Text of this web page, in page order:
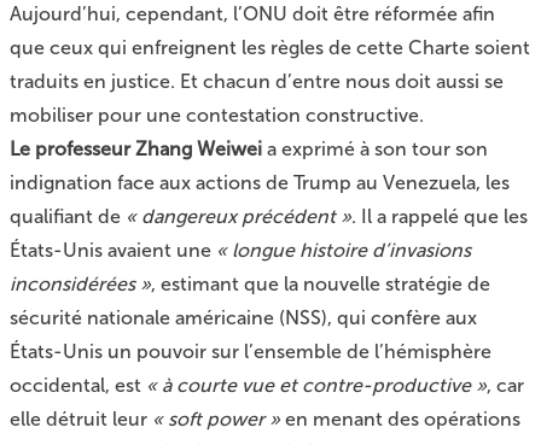
Aujourd’hui, cependant, l’ONU doit être réformée afin
que ceux qui enfreignent les règles de cette Charte soient
traduits en justice. Et chacun d’entre nous doit aussi se
mobiliser pour une contestation constructive.
Le professeur Zhang Weiwei a exprimé à son tour son
indignation face aux actions de Trump au Venezuela, les
qualifiant de « dangereux précédent ». Il a rappelé que les
États-Unis avaient une « longue histoire d’invasions
inconsidérées », estimant que la nouvelle stratégie de
sécurité nationale américaine (NSS), qui confère aux
États-Unis un pouvoir sur l’ensemble de l’hémisphère
occidental, est « à courte vue et contre-productive », car
elle détruit leur « soft power »en menant des opérations